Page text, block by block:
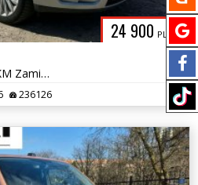
24 900 PLN
Ford S-Max 2,0 Diesel 131KM Zamiana
236126